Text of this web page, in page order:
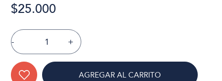
$25.000
- +
AGREGAR AL CARRITO